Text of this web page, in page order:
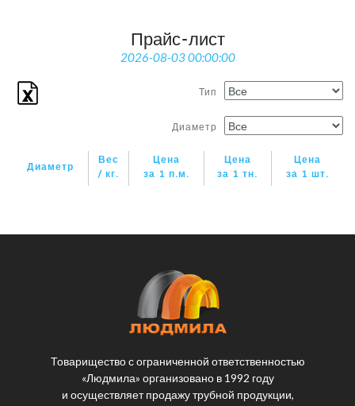
Прайс-лист
2026-08-03 00:00:00
Тип
Диаметр
Диаметр
Вес
/ кг.
Цена
за 1 п.м.
Цена
за 1 тн.
Цена
за 1 шт.
Товарищество с ограниченной ответственностью
«Людмила» организовано в 1992 году
и осуществляет продажу трубной продукции,